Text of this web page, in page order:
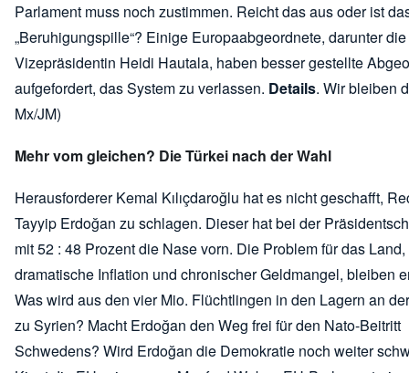
Parlament muss noch zustimmen. Reicht das aus oder ist
„Beruhigungspille“? Einige Europaabgeordnete, darunter
Vizepräsidentin Heidi Hautala, haben besser gestellte
aufgefordert, das System zu verlassen. Details. Wir bleiben
Mx/JM)
Mehr vom gleichen? Die Türkei nach der Wahl
Herausforderer Kemal Kılıçdaroğlu hat es nicht geschafft,
Tayyip Erdoğan zu schlagen. Dieser hat bei der
mit 52 : 48 Prozent die Nase vorn. Die Problem für das Land,
dramatische Inflation und chronischer Geldmangel, bleiben
Was wird aus den vier Mio. Flüchtlingen in den Lagern an
zu Syrien? Macht Erdoğan den Weg frei für den Nato-Beitritt
Schwedens? Wird Erdoğan die Demokratie noch weiter